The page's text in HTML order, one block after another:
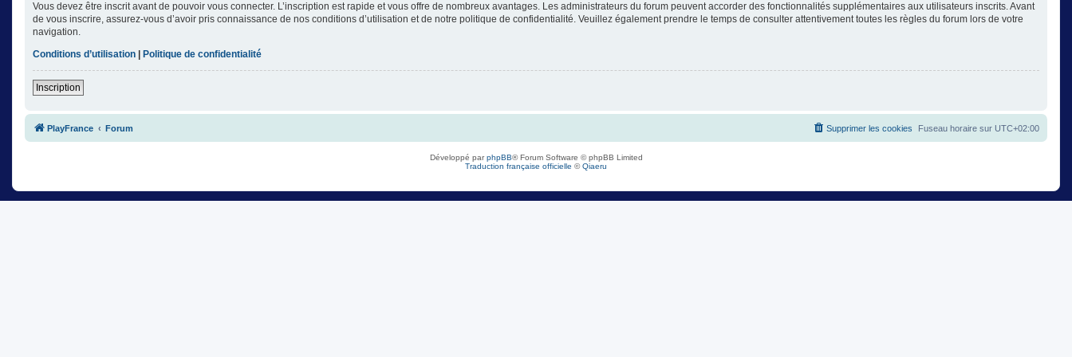
Vous devez être inscrit avant de pouvoir vous connecter. L’inscription est rapide et vous offre de nombreux avantages. Les administrateurs du forum peuvent accorder des fonctionnalités supplémentaires aux utilisateurs inscrits. Avant
de vous inscrire, assurez-vous d’avoir pris connaissance de nos conditions d’utilisation et de notre politique de confidentialité. Veuillez également prendre le temps de consulter attentivement toutes les règles du forum lors de votre
navigation.
Conditions d’utilisation | Politique de confidentialité
Inscription
PlayFrance Forum Fuseau horaire sur UTC+02:00
Supprimer les cookies
Développé parphpBB® Forum Software © phpBB Limited
Traduction française officielle ©Qiaeru